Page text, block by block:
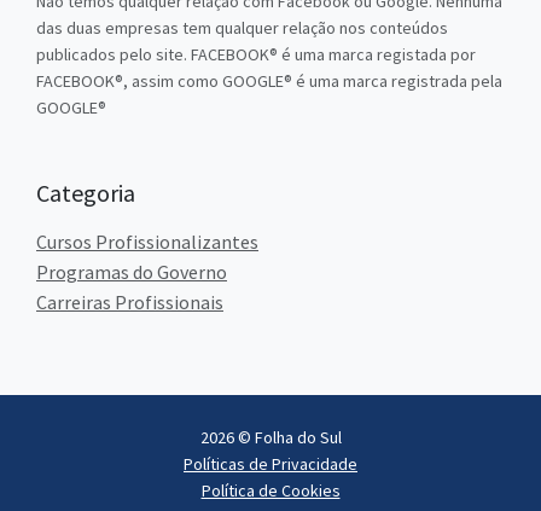
das duas empresas tem qualquer relação nos conteúdos
publicados pelo site. FACEBOOK® é uma marca registada por
FACEBOOK®, assim como GOOGLE® é uma marca registrada pela
GOOGLE®
Categoria
Cursos Profissionalizantes
Programas do Governo
Carreiras Profissionais
2026 © Folha do Sul
Políticas de Privacidade
Política de Cookies